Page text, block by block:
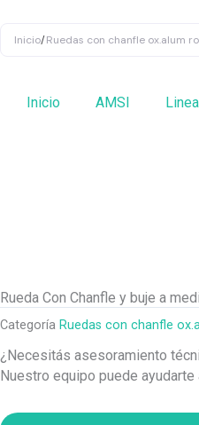
Inicio AMSI
Inicio/Ruedas con chanfle ox.alum
Rueda Con Chanfle y buje a
Categoría Ruedas con chanfle
¿Necesitás asesoramiento
Nuestro equipo puede